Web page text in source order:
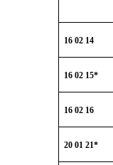
16 02 14
16 02 15*
16 02 16
20 01 21*